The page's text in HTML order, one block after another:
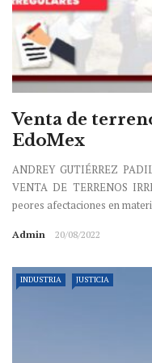
Venta de
EdoMex
ANDREY GUTIÉRREZ
VENTA DE TERRENOS
peores afectaciones en
Admin 20/08/2022
INDUSTRIA JUSTICIA